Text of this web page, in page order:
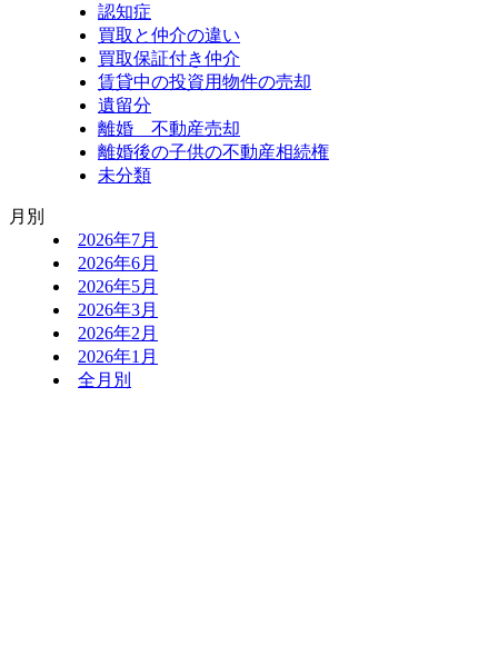
認知症
買取と仲介の違い
買取保証付き仲介
賃貸中の投資用物件の売却
遺留分
離婚 不動産売却
離婚後の子供の不動産相続権
未分類
月別
2026年7月
2026年6月
2026年5月
2026年3月
2026年2月
2026年1月
全月別